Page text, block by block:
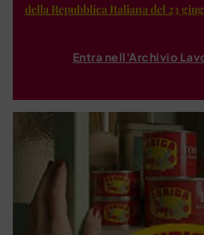
della Repubblica Italiana del 23
Entra nell'Archivio